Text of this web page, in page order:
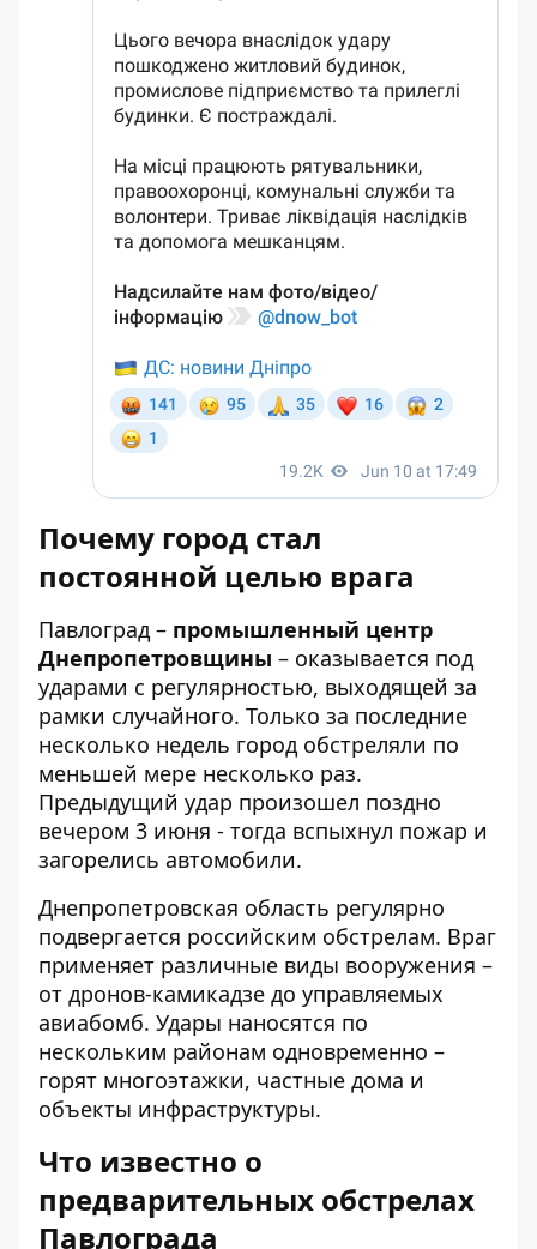
Почему город стал
постоянной целью врага
Павлоград – промышленный центр
Днепропетровщины – оказывается под
ударами с регулярностью, выходящей за
рамки случайного. Только за последние
несколько недель город обстреляли по
меньшей мере несколько раз.
Предыдущий удар произошел поздно
вечером 3 июня - тогда вспыхнул пожар и
загорелись автомобили.
Днепропетровская область регулярно
подвергается российским обстрелам. Враг
применяет различные виды вооружения –
от дронов-камикадзе до управляемых
авиабомб. Удары наносятся по
нескольким районам одновременно –
горят многоэтажки, частные дома и
объекты инфраструктуры.
Что известно о
предварительных обстрелах
Павлограда